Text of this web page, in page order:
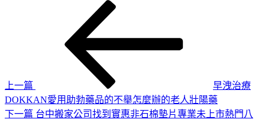
上一篇
早洩治療
DOKKAN愛用助勃藥品的不舉怎麼辦的老人壯陽藥
下
下一篇 台中搬家公司找到實惠非石棉墊片專業未上市熱門八